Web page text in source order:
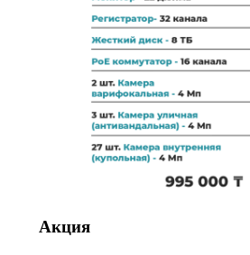
Акция